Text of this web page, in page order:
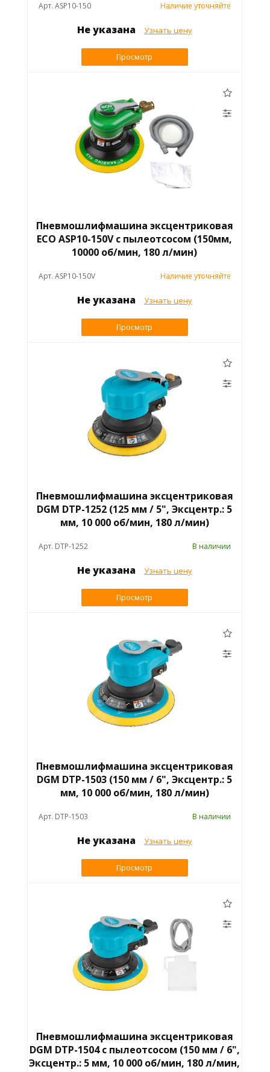
Арт. ASP10-150 Наличие уточняйте
Не указана Узнать цену
Просмотр
Пневмошлифмашина эксцентриковая
ECO ASP10-150V с пылеотсосом (150мм,
10000 об/мин, 180 л/мин)
Арт. ASP10-150V Наличие уточняйте
Не указана Узнать цену
Просмотр
Пневмошлифмашина эксцентриковая
DGM DTP-1252 (125 мм / 5", Эксцентр.: 5
мм, 10 000 об/мин, 180 л/мин)
Арт. DTP-1252 В наличии
Не указана Узнать цену
Просмотр
Пневмошлифмашина эксцентриковая
DGM DTP-1503 (150 мм / 6", Эксцентр.: 5
мм, 10 000 об/мин, 180 л/мин)
Арт. DTP-1503 В наличии
Не указана Узнать цену
Просмотр
Пневмошлифмашина эксцентриковая
DGM DTP-1504 с пылеотсосом (150 мм / 6",
Эксцентр.: 5 мм, 10 000 об/мин, 180 л/мин,